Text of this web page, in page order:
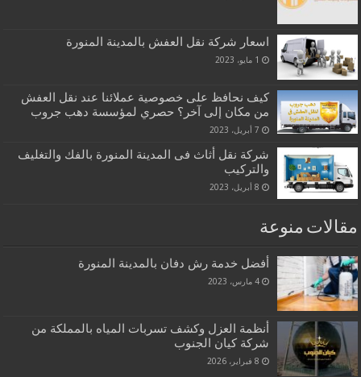
اسعار شركة نقل العفش بالمدينة المنورة
1 مايو، 2023
كيف نحافظ على خصوصية عملائنا عند نقل العفش
من مكان إلى آخر؟ حصري لمؤسسة دهب جروب
7 أبريل، 2023
شركة نقل أثاث فى المدينة المنورة بالفك والتغليف
والتركيب
8 أبريل، 2023
مقالات منوعة
أفضل خدمة رش دفان بالمدينة المنورة
4 مارس، 2023
أنظمة العزل وكشف تسربات المياه بالمملكة من
شركة كيان الجنوب
8 فبراير، 2026